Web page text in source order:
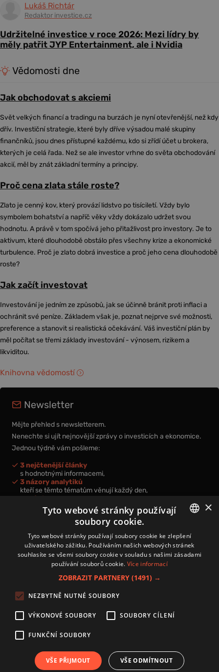
Lukáš Richtár
Redaktor investice.cz
Udržitelné investice v roce 2026: Mezi lídry by
měly patřit JYP Entertainment, ale i Nvidia
Vědomosti dne
Jak obchodovat s akciemi
Svět velkých financí a tradingu na burzách je nyní otevřenější, než kdy
dřív. Investiční strategie, které byly dříve výsadou malé skupiny
finančníků, jsou dnes přístupné každému, kdo si zřídí účet u brokera,
kterých je celá řada. Než se ale investor vrhne do světa obchodování
akcií, měl by znát základní termíny a principy.
Proč cena zlata stále roste?
Zlato je cenný kov, který provází lidstvo po tisíciletí. Vždy bylo
symbolem bohatství a napříč věky vždy dokázalo udržet svou
hodnotu. A právě v tom spočívá jeho přitažlivost pro investory. Je to
aktivum, které dlouhodobě obstálo přes všechny krize a ekonomické
turbulence. Proč je zlato dobrá investice a proč jeho cena dlouhodobě
roste?
Jak začít investovat
Investování je jedním ze způsobů, jak se účinně bránit proti inflaci a
ochránit své peníze. Základem však je, poznat nejprve své možnosti,
preference a stanovit si realistická očekávání. Váš investiční plán by
měl počítat se třemi základy investování - výnosem, rizikem a
likviditou.
Knihovna vědomostí
Newsletter
Mějte přehled s newsletterem.
Nenechte si ujít nejnovější zprávy o investicích a ekonomice.
Jednou týdně vám pošleme:
3 nejčtenější články
s hodnotnými informacemi,
3 názory analytiků
kteří se těmto tématům věnují každý den,
nová videa a podcasty
k prohloubení vašich znalostí.
Přihlášením k newsletteru vyjadřujete svůj souhlas spodmínkami
zpracování osobních údajů.
Zásady používání souborů cookies
Autoři
Nastavení cookies
CZECH
×
Tyto webové stránky používají
soubory cookie.
Tyto webové stránky používají soubory cookie ke zlepšení
uživatelského zážitku. Používáním našich webových stránek
souhlasíte se všemi soubory cookie v souladu s našimi zásadami
používání souborů cookie. Více informací
ZOBRAZIT PARTNERY (1491) →
NEZBYTNĚ NUTNÉ SOUBORY
VÝKONOVÉ SOUBORY SOUBORY CÍLENÍ
FUNKČNÍ SOUBORY
VŠE PŘIJMOUT VŠE ODMÍTNOUT